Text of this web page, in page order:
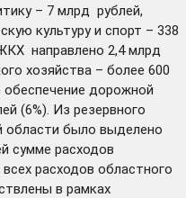
– 7 млрд рублей,
культуру и спорт – 338
направлено 2,4 млрд
хозяйства – более 600
обеспечение дорожной
(6%). Из резервного
области было выделено
сумме расходов
расходов областного
в рамках